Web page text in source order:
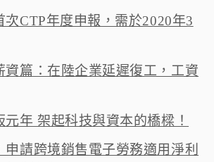
次CTP年度申報，需於2020年3
資篇：在陸企業延遲復工，工資
元年 架起科技與資本的橋樑！
申請跨境銷售電子勞務適用淨利